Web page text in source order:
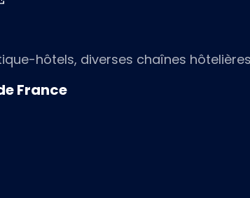
hôtels, diverses chaînes
France